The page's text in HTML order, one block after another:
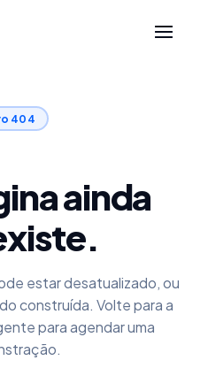
404
ainda
estar desatualizado, ou
construída. Volte para a
para agendar uma